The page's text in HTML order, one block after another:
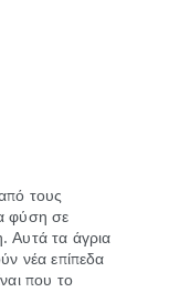
τους
φύση σε
Αυτά τα άγρια
νέα επίπεδα
που το